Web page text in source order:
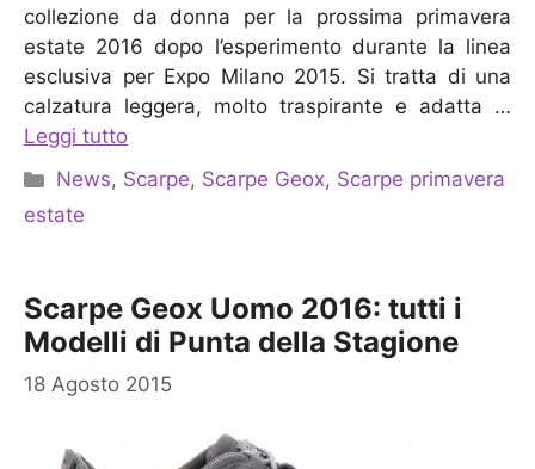
collezione da donna per la prossima primavera
estate 2016 dopo l’esperimento durante la linea
esclusiva per Expo Milano 2015. Si tratta di una
calzatura leggera, molto traspirante e adatta …
Leggi tutto
Categorie
News, Scarpe, Scarpe Geox, Scarpe primavera
estate
Scarpe Geox Uomo 2016: tutti i
Modelli di Punta della Stagione
18 Agosto 2015